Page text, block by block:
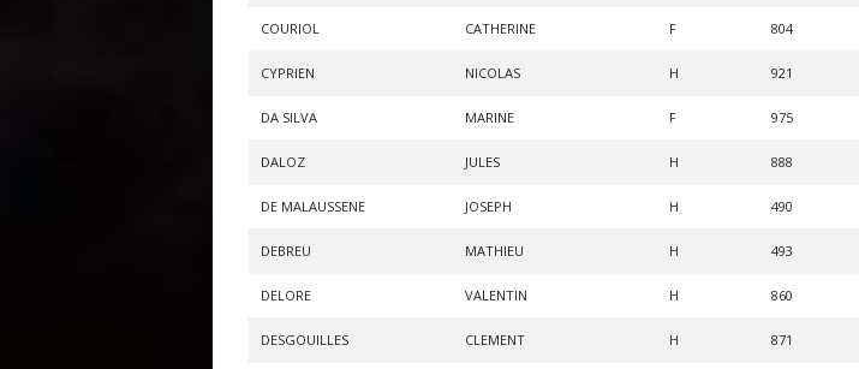
COURIOL CATHERINE F 804
CYPRIEN NICOLAS H 921
DA SILVA MARINE F 975
DALOZ JULES H 888
DE MALAUSSENE JOSEPH H 490
DEBREU MATHIEU H 493
DELORE VALENTIN H 860
DESGOUILLES CLEMENT H 871